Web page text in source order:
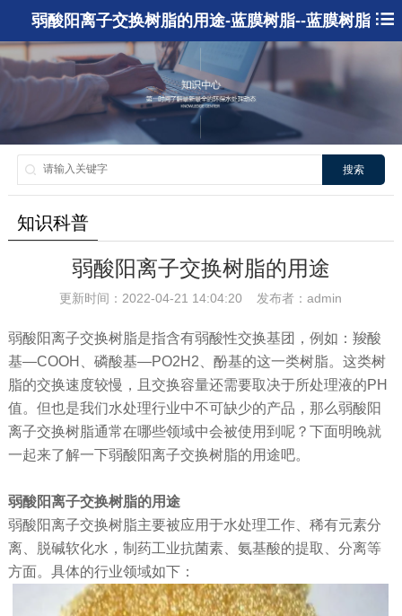
弱酸阳离子交换树脂的用途-蓝膜树脂--蓝膜树脂
搜索
知识科普
弱酸阳离子交换树脂的用途
更新时间：2022-04-21 14:04:20 发布者：admin
弱酸阳离子交换树脂是指含有弱酸性交换基团，例如：羧酸
基—COOH、磷酸基—PO2H2、酚基的这一类树脂。这类树
脂的交换速度较慢，且交换容量还需要取决于所处理液的PH
值。但也是我们水处理行业中不可缺少的产品，那么弱酸阳
离子交换树脂通常在哪些领域中会被使用到呢？下面明晚就
一起来了解一下弱酸阳离子交换树脂的用途吧。
弱酸阳离子交换树脂的用途
弱酸阳离子交换树脂主要被应用于水处理工作、稀有元素分
离、脱碱软化水，制药工业抗菌素、氨基酸的提取、分离等
方面。具体的行业领域如下：